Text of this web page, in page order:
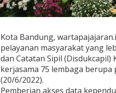
d
u
g
L
a
k
u
Kota Bandung,
pelayanan masyarakat yang
dan Catatan Sipil
kerjasama 75 lembaga
(20/6/2022).
Pemberian akses data